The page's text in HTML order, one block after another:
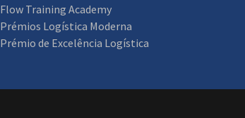
Flow Training Academy
Prémios Logística Moderna
Prémio de Excelência Logística